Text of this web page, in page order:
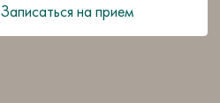
Записаться на прием